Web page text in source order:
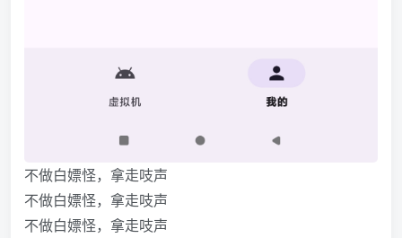
不做白嫖怪，拿走吱声
不做白嫖怪，拿走吱声
不做白嫖怪，拿走吱声